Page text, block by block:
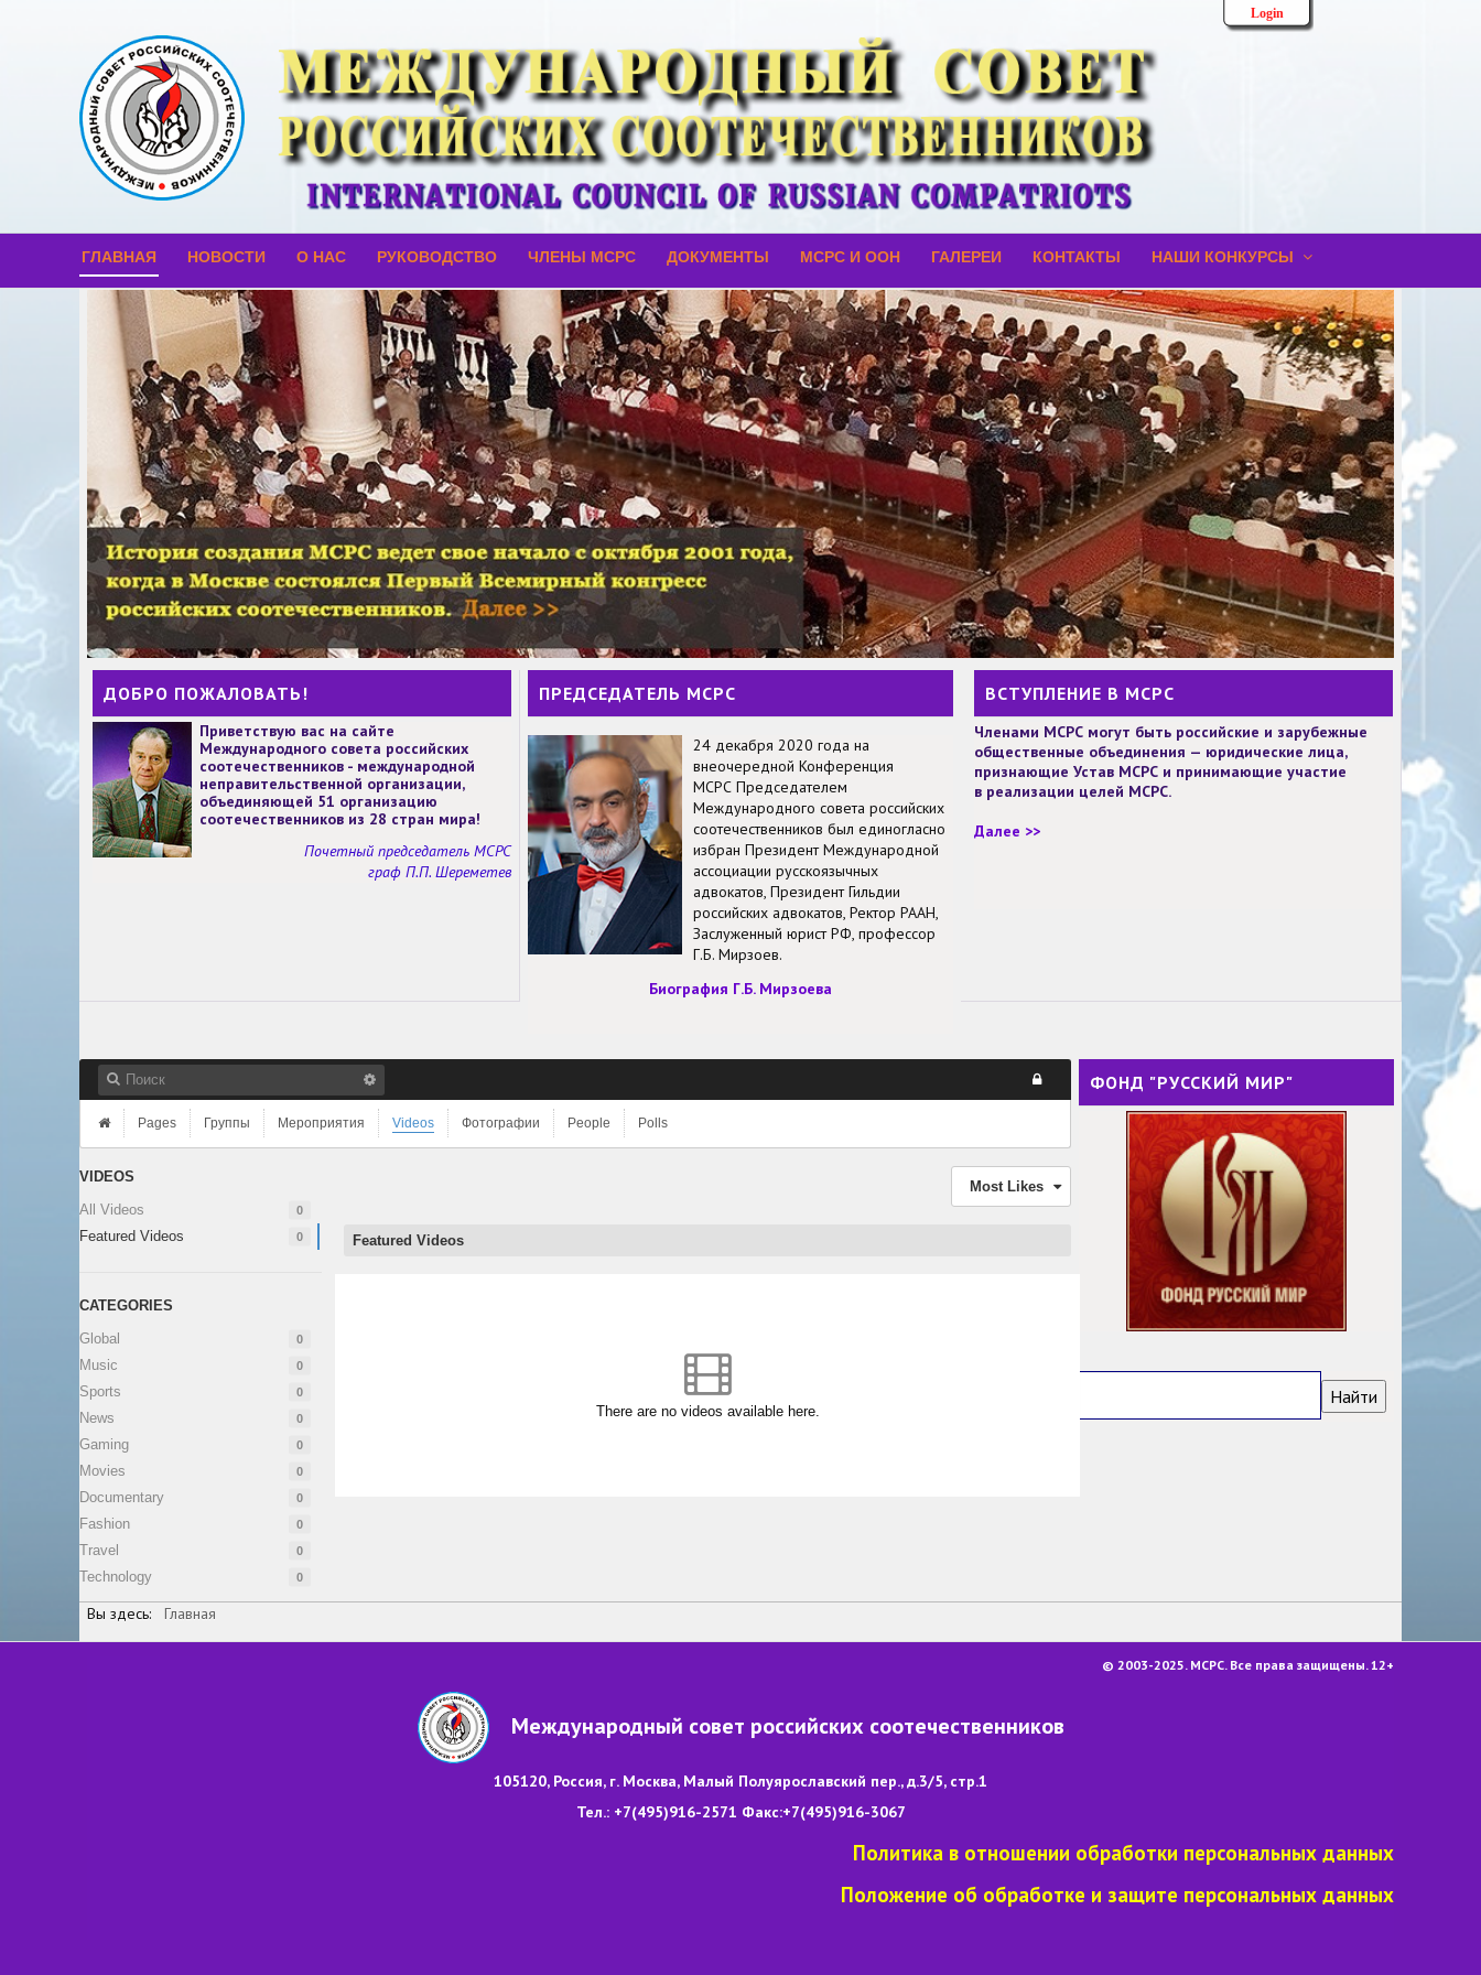
Login
ГЛАВНАЯ НОВОСТИ О НАС РУКОВОДСТВО ЧЛЕНЫ МСРС ДОКУМЕНТЫ МСРС И ООН ГАЛЕРЕИ КОНТАКТЫ НАШИ КОНКУРСЫ
ДОБРО ПОЖАЛОВАТЬ!
Приветствую вас на сайте
Международного совета российских
соотечественников - международной
неправительственной организации,
объединяющей 51 организацию
соотечественников из 28 стран мира!
Почетный председатель МСРС
граф П.П. Шереметев
ПРЕДСЕДАТЕЛЬ МСРС
24 декабря 2020 года на
внеочередной Конференция
МСРС Председателем
Международного совета российских
соотечественников был единогласно
избран Президент Международной
ассоциации русскоязычных
адвокатов, Президент Гильдии
российских адвокатов, Ректор РААН,
Заслуженный юрист РФ, профессор
Г.Б. Мирзоев.
Биография Г.Б. Мирзоева
ВСТУПЛЕНИЕ В МСРС
Членами МСРС могут быть российские и зарубежные
общественные объединения — юридические лица,
признающие Устав МСРС и принимающие участие
в реализации целей МСРС.
Далее >>
Pages Группы Мероприятия Videos Фотографии People Polls
VIDEOS
All Videos
0
Featured Videos 0
CATEGORIES
Global
0
Music 0
Sports 0
News 0
Gaming 0
Movies 0
Documentary 0
Fashion 0
Travel 0
Technology 0
Most Likes
Featured Videos
There are no videos available here.
ФОНД "РУССКИЙ МИР"
Вы здесь: Главная
© 2003-2025. МСРС. Все права защищены. 12+
Международный совет российских соотечественников
105120, Россия, г. Москва, Малый Полуярославский пер., д.3/5, стр.1
Тел.: +7(495)916-2571 Факс:+7(495)916-3067
Политика в отношении обработки персональных данных
Положение об обработке и защите персональных данных